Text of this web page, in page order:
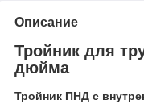
Описание
Тройник для
дюйма
Тройник ПНД с